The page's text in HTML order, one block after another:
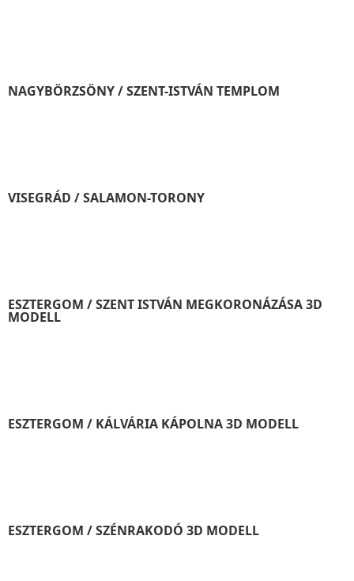
NAGYBÖRZSÖNY / SZENT-ISTVÁN TEMPLOM
VISEGRÁD / SALAMON-TORONY
ESZTERGOM / SZENT ISTVÁN MEGKORONÁZÁSA 3D
MODELL
ESZTERGOM / KÁLVÁRIA KÁPOLNA 3D MODELL
ESZTERGOM / SZÉNRAKODÓ 3D MODELL